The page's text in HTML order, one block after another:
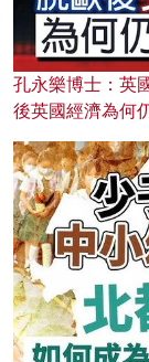
孔永樂博士：英
後英國經濟為何